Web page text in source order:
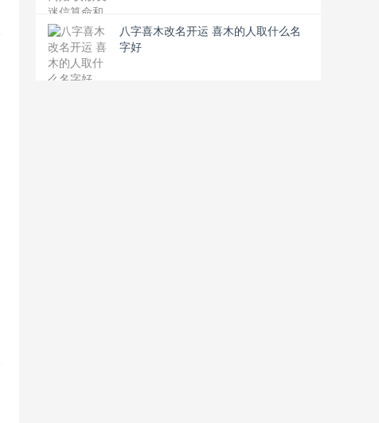
八字喜木改名开运 喜木的人取什么名
字好